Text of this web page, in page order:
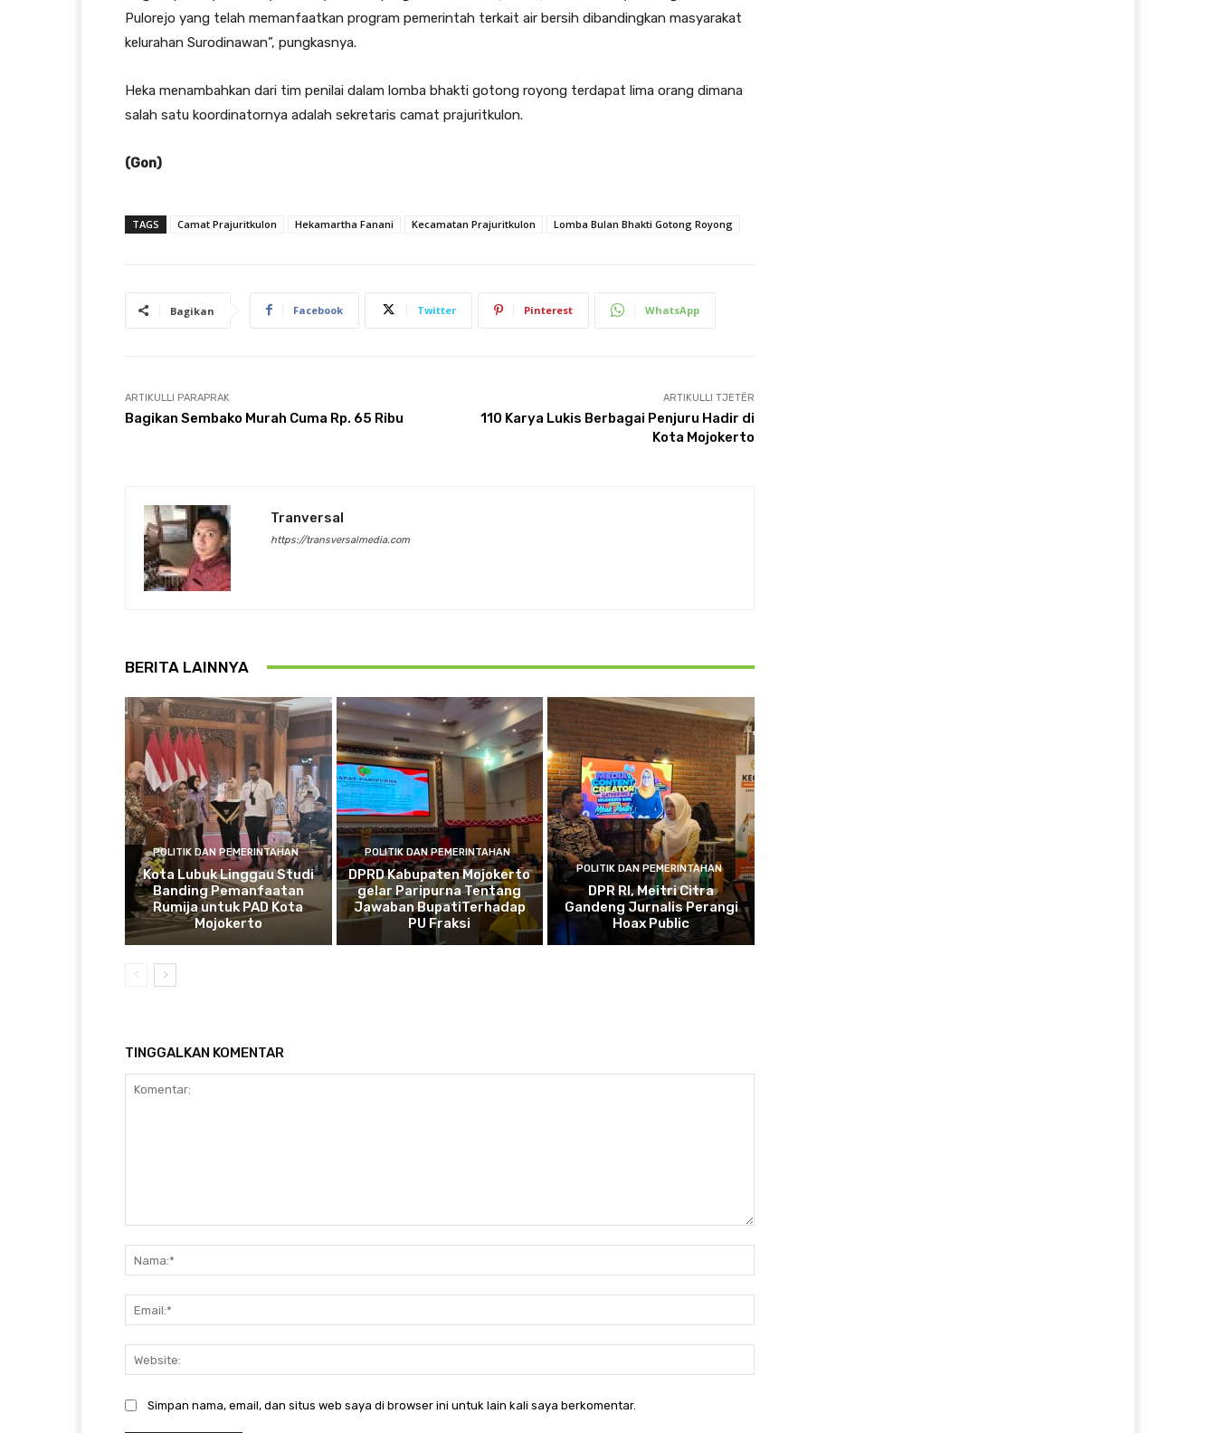
Pulorejo yang telah memanfaatkan program pemerintah terkait air bersih dibandingkan masyarakat
kelurahan Surodinawan”, pungkasnya.
Heka menambahkan dari tim penilai dalam lomba bhakti gotong royong terdapat lima orang dimana
salah satu koordinatornya adalah sekretaris camat prajuritkulon.
(Gon)
TAGS Camat Prajuritkulon Hekamartha Fanani Kecamatan Prajuritkulon Lomba Bulan Bhakti Gotong Royong
Bagikan Facebook Twitter Pinterest WhatsApp
ARTIKULLI PARAPRAK
Bagikan Sembako Murah Cuma Rp. 65 Ribu
ARTIKULLI TJETËR
110 Karya Lukis Berbagai Penjuru Hadir di
Kota Mojokerto
Tranversal
https://transversalmedia.com
BERITA LAINNYA
POLITIK DAN PEMERINTAHAN
Kota Lubuk Linggau Studi
Banding Pemanfaatan
Rumija untuk PAD Kota
Mojokerto
POLITIK DAN PEMERINTAHAN
DPRD Kabupaten Mojokerto
gelar Paripurna Tentang
Jawaban BupatiTerhadap
PU Fraksi
POLITIK DAN PEMERINTAHAN
DPR RI, Meitri Citra
Gandeng Jurnalis Perangi
Hoax Public
TINGGALKAN KOMENTAR
Simpan nama, email, dan situs web saya di browser ini untuk lain kali saya berkomentar.